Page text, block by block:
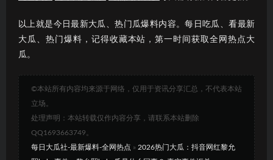
以上就是今日最新大瓜、热门瓜爆料内容。每日吃瓜、看最新
大瓜、热门爆料，记得收藏本站，第一时间获取全网热点大
瓜。
©本站所有内容均来源于网络，仅用于资讯分享汇总，不代表本站
立场。
处理声明：本站转载仅作内容分享，请联系本站删除
QQ1693663749。
每日大瓜社-最新爆料-全网热点 » 2026热门大瓜：抖音网红黎允